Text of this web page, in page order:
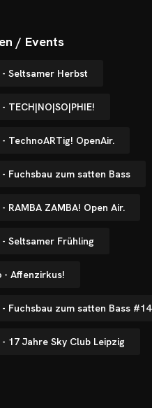
/ Events
- Seltsamer Herbst
TECH|NO|SO|PHIE!
- TechnoARTig! OpenAir.
- Fuchsbau zum satten Bass
RAMBA ZAMBA! Open Air.
- Seltsamer Frühling
- Affenzirkus!
- Fuchsbau zum satten Bass #14
- 17 Jahre Sky Club Leipzig